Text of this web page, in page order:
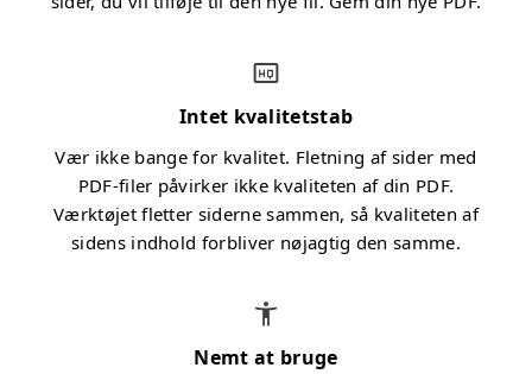
Intet kvalitetstab
Vær ikke bange for kvalitet. Fletning af sider med
PDF-filer påvirker ikke kvaliteten af din PDF.
Værktøjet fletter siderne sammen, så kvaliteten af
sidens indhold forbliver nøjagtig den samme.
Nemt at bruge